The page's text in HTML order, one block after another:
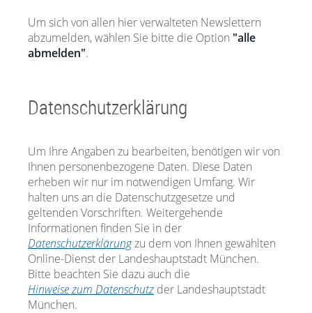
Um sich von allen hier verwalteten Newslettern
abzumelden, wählen Sie bitte die Option "alle
abmelden".
Datenschutzerklärung
Um Ihre Angaben zu bearbeiten, benötigen wir von
Ihnen personenbezogene Daten. Diese Daten
erheben wir nur im notwendigen Umfang. Wir
halten uns an die Datenschutzgesetze und
geltenden Vorschriften. Weitergehende
Informationen finden Sie in der
Datenschutzerklärungzu dem von Ihnen gewählten
Online-Dienst der Landeshauptstadt München.
Bitte beachten Sie dazu auch die
Hinweise zum Datenschutz der Landeshauptstadt
München.